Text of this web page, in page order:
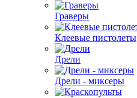
Граверы
Клеевые пистолеты
Дрели
Дрели - миксеры